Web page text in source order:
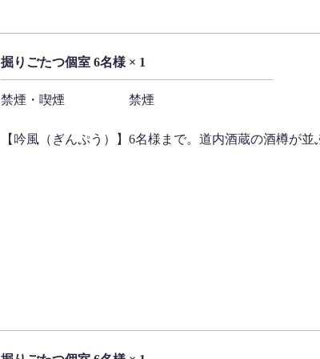
掘りごたつ個室 6名様 × 1
禁煙・喫煙 禁煙
【吟風（ぎんぷう）】6名様まで。道内酒蔵の酒樽が並